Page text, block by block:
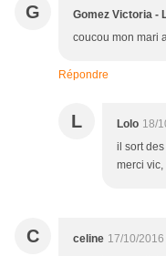
G Gomez Victoria -
coucou mon mari
Répondre
L Lolo 18/
il sort
merci
C celine 17/10/